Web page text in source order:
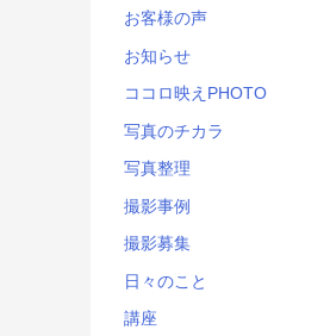
お客様の声
お知らせ
ココロ映えPHOTO
写真のチカラ
写真整理
撮影事例
撮影募集
日々のこと
講座